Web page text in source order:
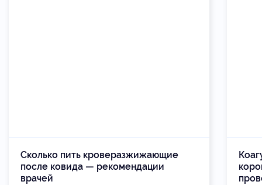
Сколько пить кроверазжижающие
после ковида — рекомендации
врачей